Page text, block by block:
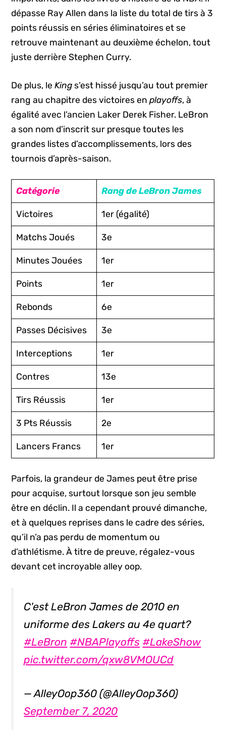
dépasse Ray Allen dans la liste du total de tirs à 3
points réussis en séries éliminatoires et se
retrouve maintenant au deuxième échelon, tout
juste derrière Stephen Curry.
De plus, leKing s’est hissé jusqu’au tout premier
rang au chapitre des victoires enplayoffs, à
égalité avec l’ancien Laker Derek Fisher. LeBron
a son nom d’inscrit sur presque toutes les
grandes listes d’accomplissements, lors des
tournois d’après-saison.
Catégorie Rang de LeBron James
Victoires 1er (égalité)
Matchs Joués 3e
Minutes Jouées 1er
Points 1er
Rebonds 6e
Passes Décisives 3e
Interceptions 1er
Contres 13e
Tirs Réussis 1er
3 Pts Réussis 2e
Lancers Francs 1er
Parfois, la grandeur de James peut être prise
pour acquise, surtout lorsque son jeu semble
être en déclin. Il a cependant prouvé dimanche,
et à quelques reprises dans le cadre des séries,
qu’il n’a pas perdu de momentum ou
d’athlétisme. À titre de preuve, régalez-vous
devant cet incroyable alley oop.
C'est LeBron James de 2010 en
uniforme des Lakers au 4e quart?
#LeBron #NBAPlayoffs #LakeShow
pic.twitter.com/qxw8VMOUCd
— AlleyOop360 (@AlleyOop360)
September 7, 2020